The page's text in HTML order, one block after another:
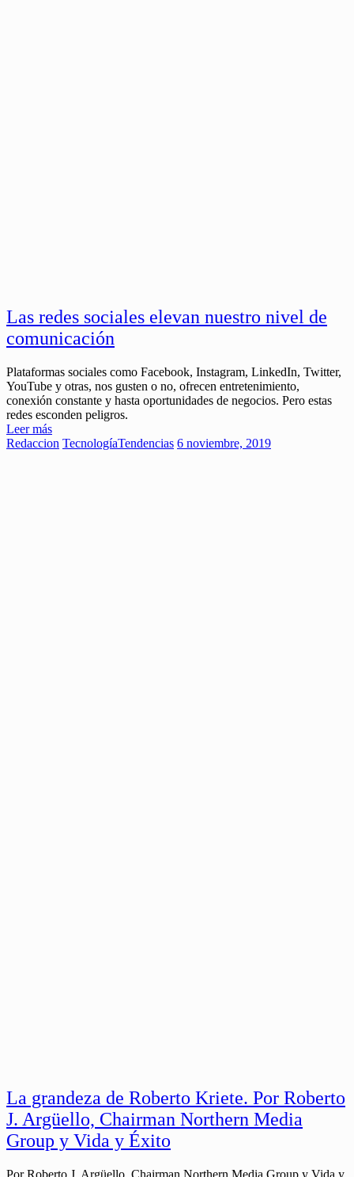
Las redes sociales elevan nuestro nivel de
comunicación
Plataformas sociales como Facebook, Instagram, LinkedIn, Twitter,
YouTube y otras, nos gusten o no, ofrecen entretenimiento,
conexión constante y hasta oportunidades de negocios. Pero estas
redes esconden peligros.
Leer más
Redaccion TecnologíaTendencias 6 noviembre, 2019
La grandeza de Roberto Kriete. Por Roberto
J. Argüello, Chairman Northern Media
Group y Vida y Éxito
Por Roberto J. Argüello, Chairman Northern Media Group y Vida y